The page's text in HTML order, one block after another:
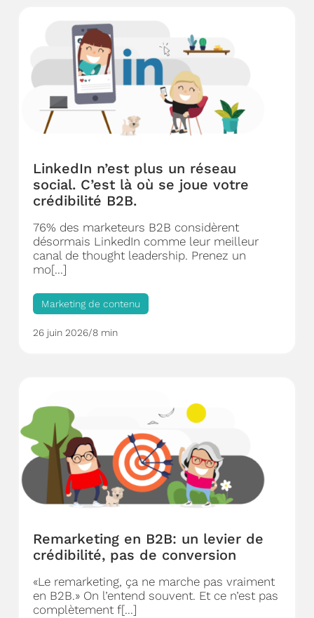
LinkedIn n’est plus un réseau
social. C’est là où se joue votre
crédibilité B2B.
76% des marketeurs B2B considèrent
désormais LinkedIn comme leur meilleur
canal de thought leadership. Prenez un
mo[...]
Marketing de contenu
26 juin 2026/8 min
Remarketing en B2B: un levier de
crédibilité, pas de conversion
«Le remarketing, ça ne marche pas vraiment
en B2B.» On l’entend souvent. Et ce n’est pas
complètement f[...]